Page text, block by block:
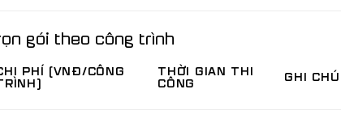
gói theo công trình
PHÍ (VNĐ/CÔNG THỜI GIAN THI
CÔNG GHI CHÚ